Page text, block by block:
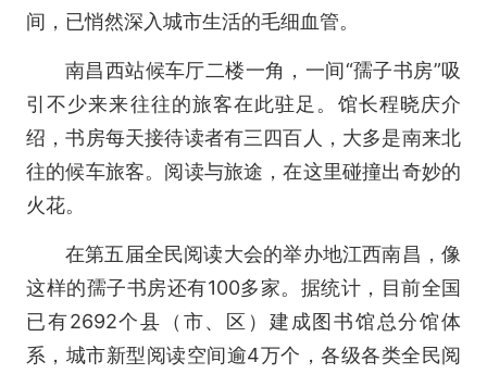
间，已悄然深入城市生活的毛细血管。
南昌西站候车厅二楼一角，一间“孺子书房”吸
引不少来来往往的旅客在此驻足。馆长程晓庆介
绍，书房每天接待读者有三四百人，大多是南来北
往的候车旅客。阅读与旅途，在这里碰撞出奇妙的
火花。
在第五届全民阅读大会的举办地江西南昌，像
这样的孺子书房还有100多家。据统计，目前全国
已有2692个县（市、区）建成图书馆总分馆体
系，城市新型阅读空间逾4万个，各级各类全民阅